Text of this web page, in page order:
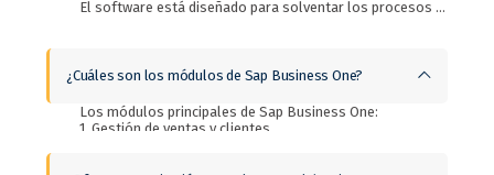
El software está diseñado para solventar los procesos financieros, comerciales y productivos de la empresa por lo tanto es un software integral ideal para pequeñas y medianas empresas (pymes). También la plataforma intregra la información y procesos de toda tu empresa en tiempo real. El ERP de Sap Business One se adapta a tu modelo de negocio y es posible que crezca tanto como lo necesites.
¿Cuáles son los módulos de Sap Business One?
Los módulos principales de Sap Business One:
1. Gestión de ventas y clientes.